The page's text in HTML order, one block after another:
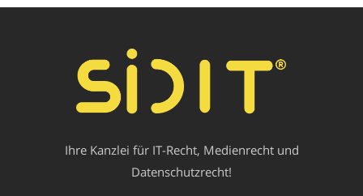
Ihre Kanzlei für IT-Recht, Medienrecht und
Datenschutzrecht!